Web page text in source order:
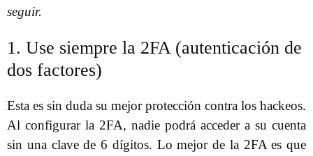
seguir.
1. Use siempre la 2FA (autenticación de
dos factores)
Esta es sin duda su mejor protección contra los hackeos.
Al configurar la 2FA, nadie podrá acceder a su cuenta
sin una clave de 6 dígitos. Lo mejor de la 2FA es que